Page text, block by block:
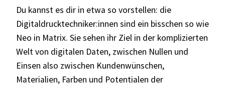
Du kannst es dir in etwa so vorstellen: die
Digitaldrucktechniker:innen sind ein bisschen so wie
Neo in Matrix. Sie sehen ihr Ziel in der komplizierten
Welt von digitalen Daten, zwischen Nullen und
Einsen also zwischen Kundenwünschen,
Materialien, Farben und Potentialen der